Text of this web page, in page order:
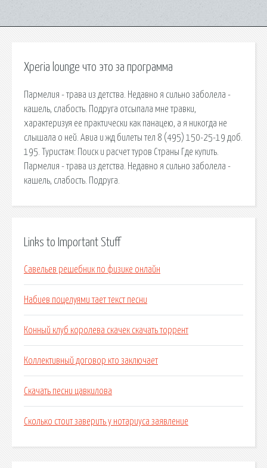
Xperia lounge что это за программа
Пармелия - трава из детства. Недавно я сильно заболела -
кашель, слабость. Подруга отсыпала мне травки,
характеризуя ее практически как панацею, а я никогда не
слышала о ней. Авиа и жд билеты тел 8 (495) 150-25-19 доб.
195. Туристам: Поиск и расчет туров Страны Где купить.
Пармелия - трава из детства. Недавно я сильно заболела -
кашель, слабость. Подруга.
Links to Important Stuff
Савельев решебник по физике онлайн
Набиев поцелуями тает текст песни
Конный клуб королева скачек скачать торрент
Коллективный договор кто заключает
Скачать песни цавкилова
Сколько стоит заверить у нотариуса заявление